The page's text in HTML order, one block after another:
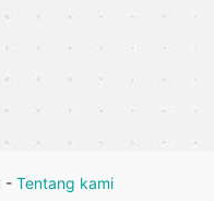
- Tentang kami